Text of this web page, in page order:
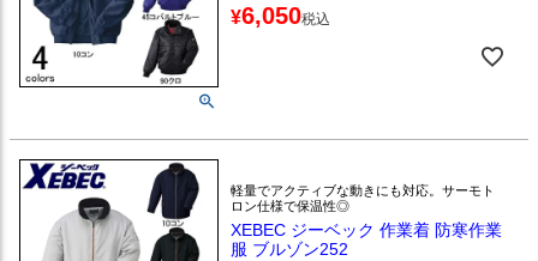
¥6,050税込
軽量でアクティブな動きにも対応。サーモト
ロン仕様で保温性◎
XEBEC ジーベック 作業着 防寒作業
服 ブルゾン252